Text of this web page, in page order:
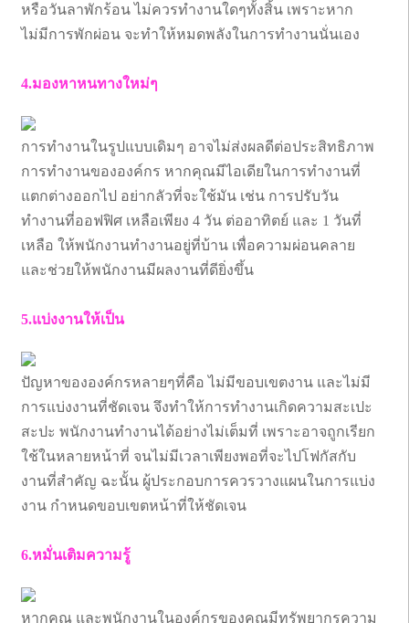
หรือวันลาพักร้อน ไม่ควรทำงานใดๆทั้งสิ้น เพราะหาก
ไม่มีการพักผ่อน จะทำให้หมดพลังในการทำงานนั่นเอง
4.มองหาหนทางใหม่ๆ
การทำงานในรูปแบบเดิมๆ อาจไม่ส่งผลดีต่อประสิทธิภาพ
การทำงานขององค์กร หากคุณมีไอเดียในการทำงานที่
แตกต่างออกไป อย่ากลัวที่จะใช้มัน เช่น การปรับวัน
ทำงานที่ออฟฟิศ เหลือเพียง 4 วัน ต่ออาทิตย์ และ 1 วันที่
เหลือ ให้พนักงานทำงานอยู่ที่บ้าน เพื่อความผ่อนคลาย
และช่วยให้พนักงานมีผลงานที่ดียิ่งขึ้น
5.แบ่งงานให้เป็น
ปัญหาขององค์กรหลายๆที่คือ ไม่มีขอบเขตงาน และไม่มี
การแบ่งงานที่ชัดเจน จึงทำให้การทำงานเกิดความสะเปะ
สะปะ พนักงานทำงานได้อย่างไม่เต็มที่ เพราะอาจถูกเรียก
ใช้ในหลายหน้าที่ จนไม่มีเวลาเพียงพอที่จะไปโฟกัสกับ
งานที่สำคัญ ฉะนั้น ผู้ประกอบการควรวางแผนในการแบ่ง
งาน กำหนดขอบเขตหน้าที่ให้ชัดเจน
6.หมั่นเติมความรู้
หากคุณ และพนักงานในองค์กรของคุณมีทรัพยากรความ